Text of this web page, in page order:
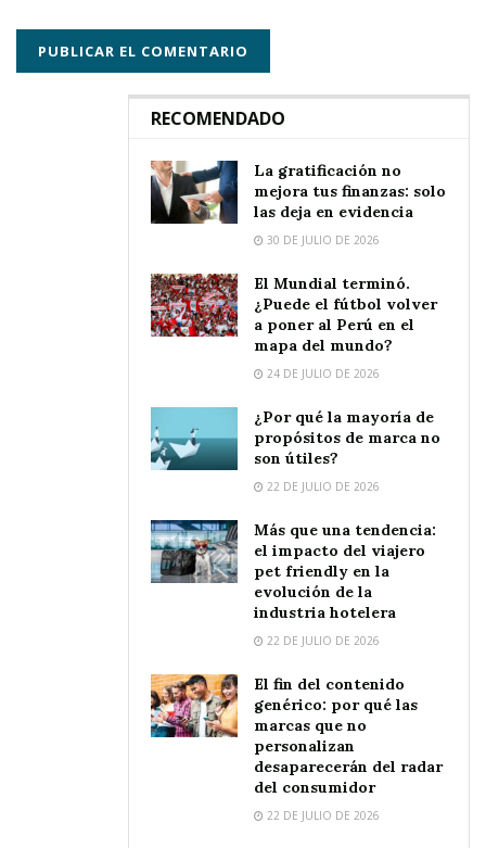
RECOMENDADO
La gratificación no
mejora tus finanzas: solo
las deja en evidencia
30 DE JULIO DE 2026
El Mundial terminó.
¿Puede el fútbol volver
a poner al Perú en el
mapa del mundo?
24 DE JULIO DE 2026
¿Por qué la mayoría de
propósitos de marca no
son útiles?
22 DE JULIO DE 2026
Más que una tendencia:
el impacto del viajero
pet friendly en la
evolución de la
industria hotelera
22 DE JULIO DE 2026
El fin del contenido
genérico: por qué las
marcas que no
personalizan
desaparecerán del radar
del consumidor
22 DE JULIO DE 2026